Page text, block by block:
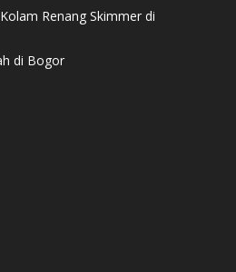
Renang Skimmer di
di Bogor